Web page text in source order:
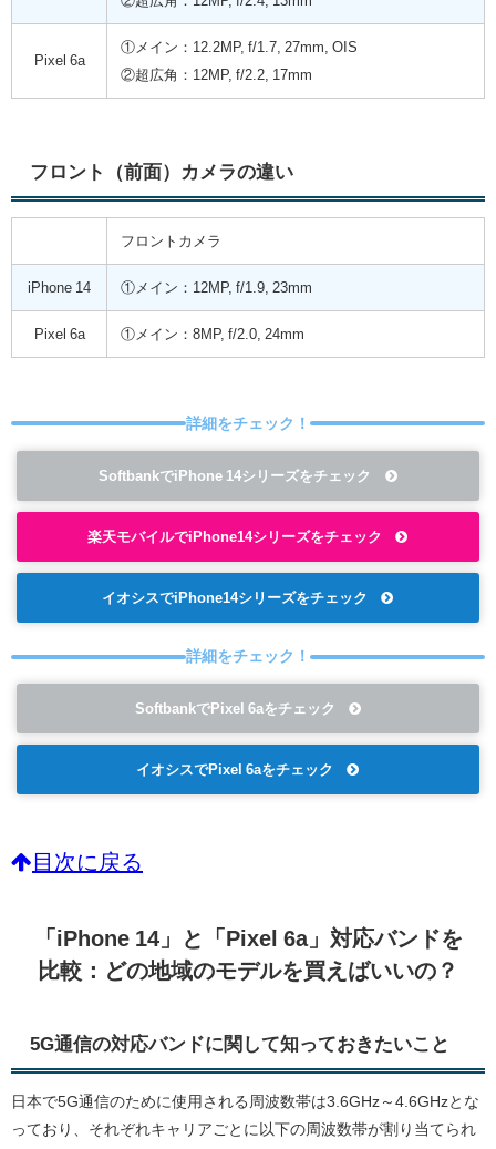
Pixel 6a
①メイン：12.2MP, f/1.7, 27mm, OIS
②超広角：12MP, f/2.2, 17mm
フロント（前面）カメラの違い
フロントカメラ
iPhone 14 ①メイン：12MP, f/1.9, 23mm
Pixel 6a ①メイン：8MP, f/2.0, 24mm
詳細をチェック！
SoftbankでiPhone 14シリーズをチェック
楽天モバイルでiPhone14シリーズをチェック
イオシスでiPhone14シリーズをチェック
詳細をチェック！
SoftbankでPixel 6aをチェック
イオシスでPixel 6aをチェック
目次に戻る
「iPhone 14」と「Pixel 6a」対応バンドを
比較：どの地域のモデルを買えばいいの？
5G通信の対応バンドに関して知っておきたいこと
日本で5G通信のために使用される周波数帯は3.6GHz～4.6GHzとな
っており、それぞれキャリアごとに以下の周波数帯が割り当てられ